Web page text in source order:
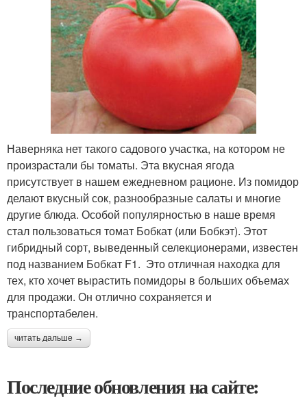
Наверняка нет такого садового участка, на котором не
произрастали бы томаты. Эта вкусная ягода
присутствует в нашем ежедневном рационе. Из помидор
делают вкусный сок, разнообразные салаты и многие
другие блюда. Особой популярностью в наше время
стал пользоваться томат Бобкат (или Бобкэт). Этот
гибридный сорт, выведенный селекционерами, известен
под названием Бобкат F1. Это отличная находка для
тех, кто хочет вырастить помидоры в больших объемах
для продажи. Он отлично сохраняется и
транспортабелен.
читать дальше →
Последние обновления на сайте: